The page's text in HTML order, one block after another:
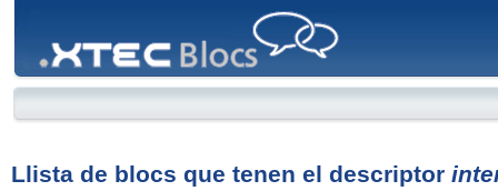
Llista de blocs que tenen el descriptor